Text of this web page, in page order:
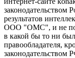
законодательством
результатов
ООО "ОМС", и не
в какой бы то ни
правообладателя,
законодательством